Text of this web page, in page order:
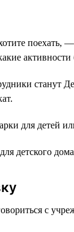
поехать, —
станут
для детей
детского
с